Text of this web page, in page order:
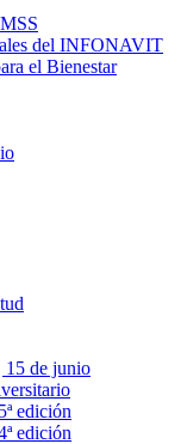
del INFONAVIT
el Bienestar
15 de junio
edición
edición